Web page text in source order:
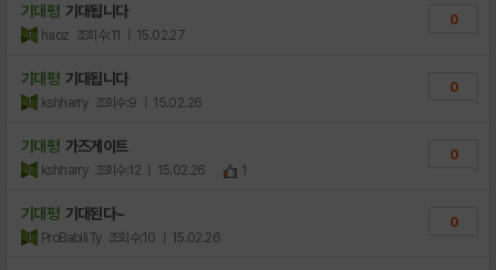
기대평 기대됩니다
haoz 조회수:11 | 15.02.27
0
기대평 기대됩니다
kshharry 조회수:9 | 15.02.26
0
기대평 가즈게이트
kshharry 조회수:12 | 15.02.26 1
0
기대평 기대된다~
ProBabiliTy 조회수:10 | 15.02.26
0